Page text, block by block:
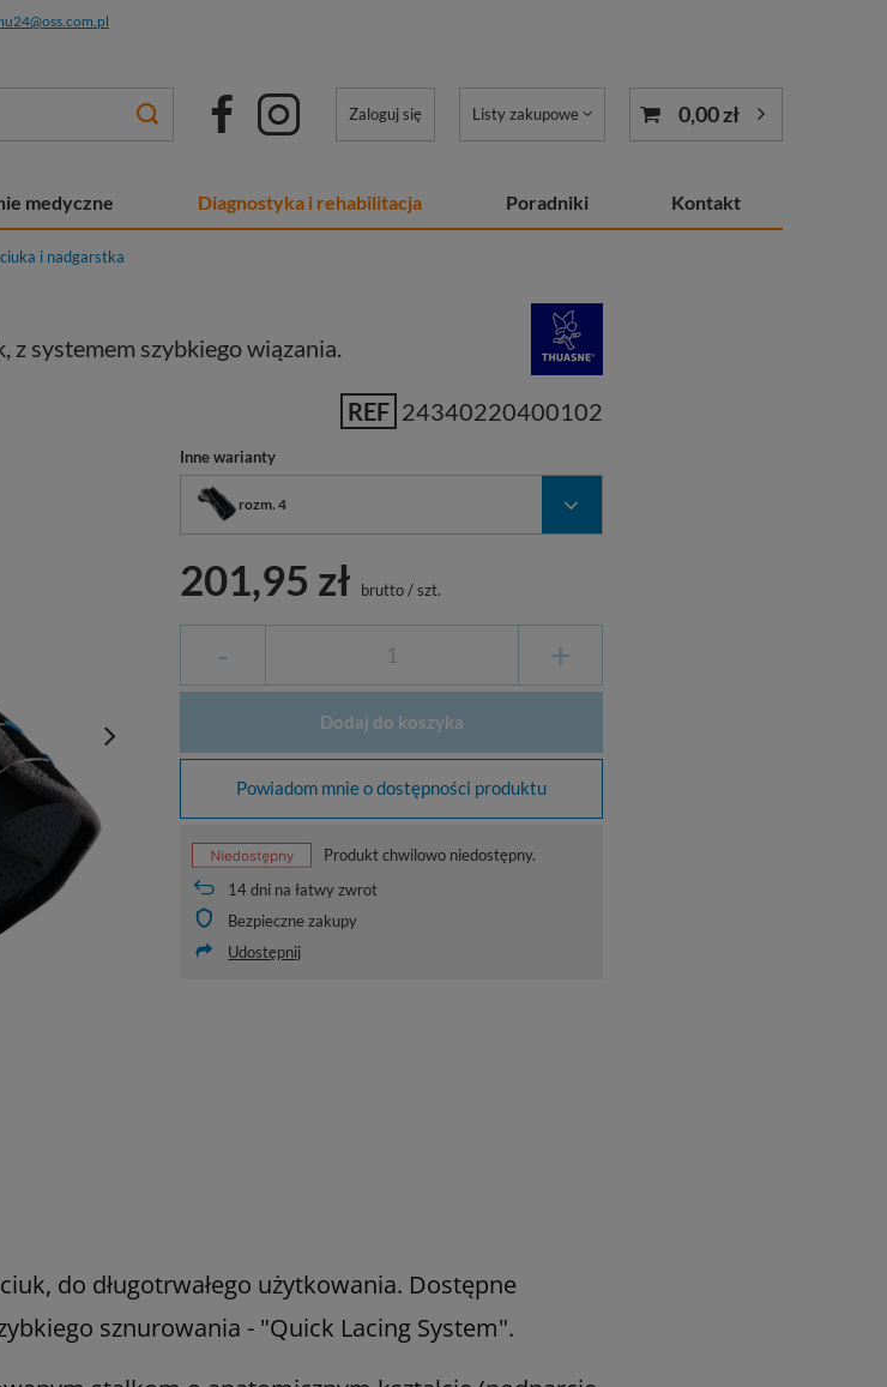
Zaloguj się Listy zakupowe 0,00 zł
medyczne Diagnostyka i rehabilitacja Poradniki Kontakt
i nadgarstka
systemem szybkiego wiązania.
REF 24340220400102
Inne warianty
rozm. 4
201,95 zł brutto/szt.
- +
Dodaj do koszyka
Powiadom mnie o dostępności produktu
Produkt chwilowo niedostępny.
14dni na łatwy zwrot
Bezpieczne zakupy
Udostępnij
do długotrwałego użytkowania. Dostępne
sznurowania - "Quick Lacing System".